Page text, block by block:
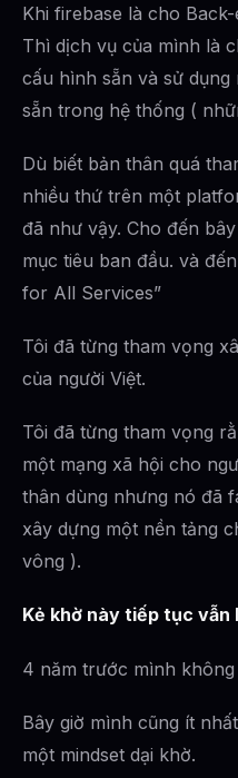
Khi firebase là cho
Thì dịch vụ của mình là
cấu hình sẵn và sử
sẵn trong hệ thống (
Dù biết bản thân quá
nhiều thứ trên một
đã như vậy. Cho đến
mục tiêu ban đầu. và
for All Services”
Tôi đã từng tham vọng
của người Việt.
Tôi đã từng tham vọng
một mạng xã hội cho
thân dùng nhưng nó đã
xây dựng một nền tảng
vông ).
Kẻ khờ này tiếp tục vẫn
4 năm trước mình không
Bây giờ mình cũng ít
một mindset dại khờ.